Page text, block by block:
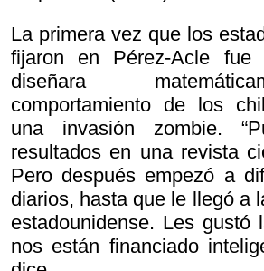
La primera vez que los
fijaron en Pérez-Acle
diseñara
comportamiento de los
una invasión zombie.
resultados en una revista
Pero después empezó a
diarios, hasta que le llegó a
estadounidense. Les gustó
nos están financiado